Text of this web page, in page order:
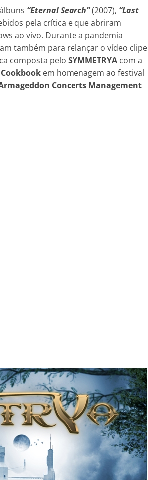
“Eternal Search”(2007), “Last
pela crítica e que abriram
ao vivo. Durante a pandemia
também para relançar o vídeo clipe
composta pelo SYMMETRYA com a
em homenagem ao festival
Armageddon Concerts Management